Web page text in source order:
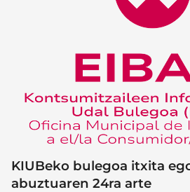
KIUBeko bulegoa itxita
abuztuaren 24ra arte